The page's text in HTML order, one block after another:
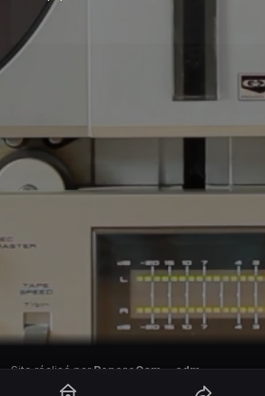
Site réalisé parRepereCom·adm